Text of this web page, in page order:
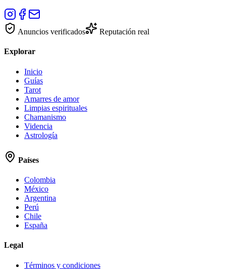
Anuncios verificados Reputación real
Explorar
Inicio
Guías
Tarot
Amarres de amor
Limpias espirituales
Chamanismo
Videncia
Astrología
Países
Colombia
México
Argentina
Perú
Chile
España
Legal
Términos y condiciones